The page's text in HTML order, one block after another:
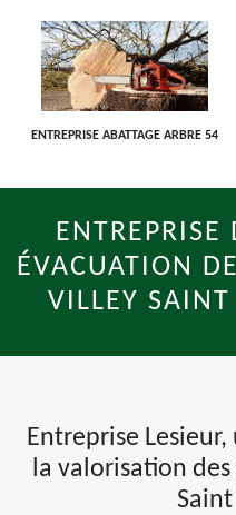
ENTREPRISE ABATTAGE ARBRE 54
ENTREPRISE
ÉVACUATION
VILLEY
Entreprise
la valorisation